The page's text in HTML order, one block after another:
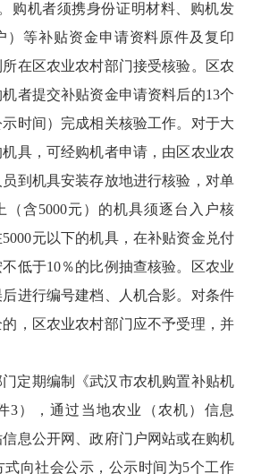
购机者须携身份证明材料、购机发
）等补贴资金申请资料原件及复印
在区农业农村部门接受核验。区农
者提交补贴资金申请资料后的13个
时间）完成相关核验工作。对于大
具，可经购机者申请，由区农业农
到机具安装存放地进行核验，对单
（含5000元）的机具须逐台入户核
元以下的机具，在补贴资金兑付
低于10％的比例抽查核验。区农业
进行编号建档、人机合影。对条件
，区农业农村部门应不予受理，并
定期编制《武汉市农机购置补贴机
3），通过当地农业（农机）信息
息公开网、政府门户网站或在购机
式向社会公示，公示时间为5个工作